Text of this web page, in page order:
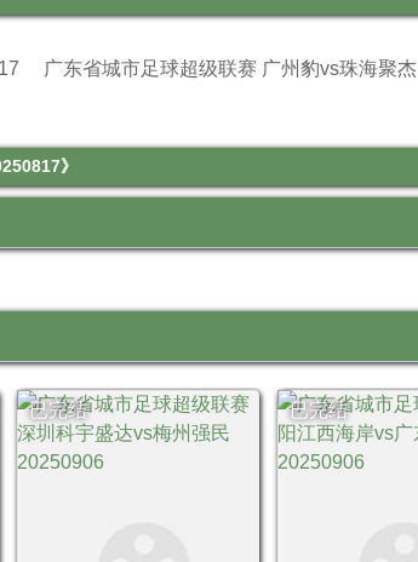
广东省城市足球超级联赛 广州豹vs珠海聚杰
》
已完结 已完结